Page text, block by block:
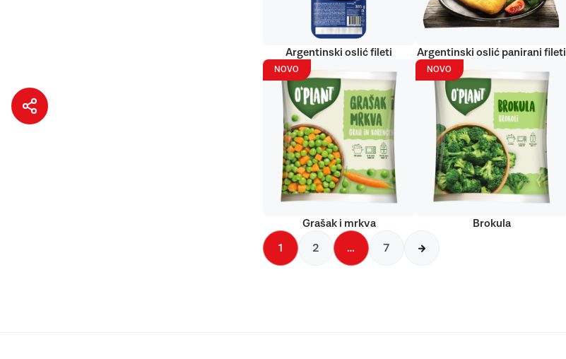
Argentinski oslić fileti Argentinski oslić panirani fileti
NOVO
Grašak i mrkva
NOVO
Brokula
1 2 … 7